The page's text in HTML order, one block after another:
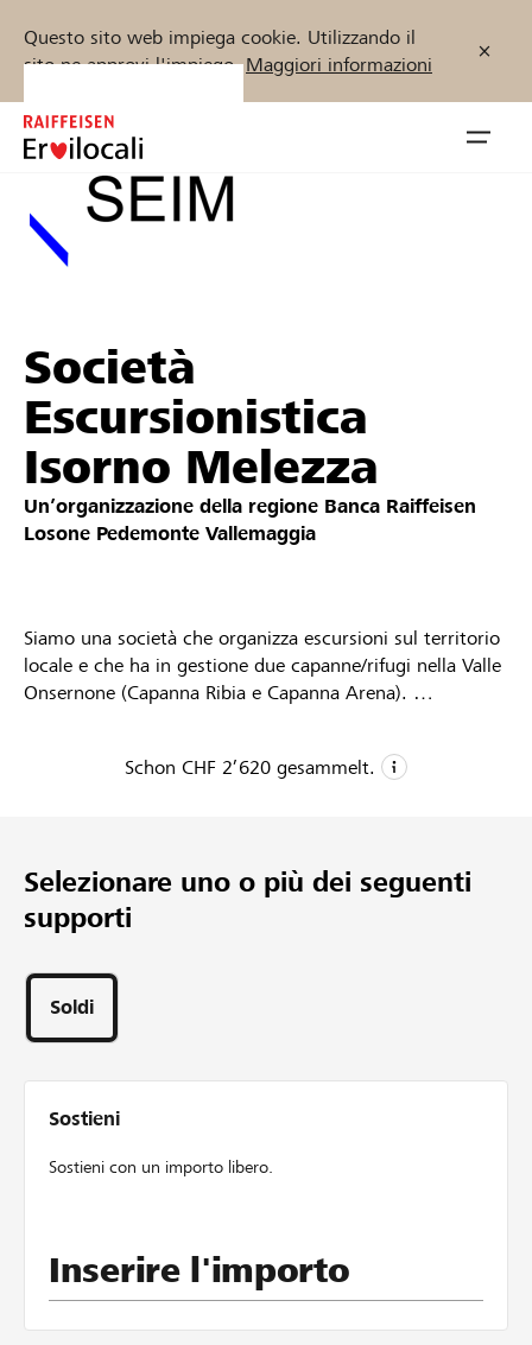
Questo sito web impiega cookie. Utilizzando il
sito ne approvi l'impiego.Maggiori informazioni
Zum
Inhalt
Sostenere
Aiuto & supporto
Partner / Banche Raiffeisen
Collegarsi
Trova progetti e organizzazioni
Società
Escursionistica
Isorno Melezza
Un’organizzazione della regione Banca Raiffeisen
Losone Pedemonte Vallemaggia
Siamo una società che organizza escursioni sul territorio
locale e che ha in gestione due capanne/rifugi nella Valle
Onsernone (Capanna Ribia e Capanna Arena).
sostenibilità delle zone rurali e di montagna.
Schon CHF 2’620 gesammelt.
1
Progetto
Sostegni
Selezionare uno o più dei seguenti
supporti
Soldi
Sostieni
Sostieni con un importo libero.
Inserire l'importo